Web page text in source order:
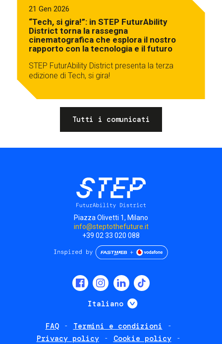
21 Gen 2026
“Tech, si gira!”: in STEP FuturAbility
District torna la rassegna
cinematografica che esplora il nostro
rapporto con la tecnologia e il futuro
STEP FuturAbility District presenta la terza
edizione di Tech, si gira!
Tutti i comunicati
Piazza Olivetti 1, Milano
info@steptothefuture.it
+39 02 33 020 088
Italiano Mostra ulteriori
FAQ
Termini e condizioni
Privacy policy
Cookie policy